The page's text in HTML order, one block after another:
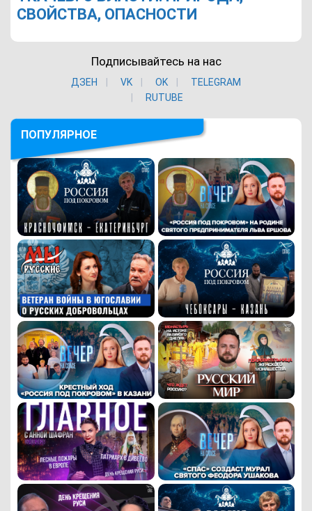
СВОЙСТВА, ОПАСНОСТИ
Подписывайтесь на нас
ДЗЕН VK ОK
TELEGRAM
RUTUBE
ПОПУЛЯРНОЕ